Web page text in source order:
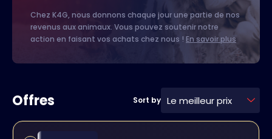
Chez K4G, nous donnons chaque jour une partie de nos
revenus aux animaux. Vous pouvez soutenir notre
action en faisant vos achats chez nous ! En savoir plus
Offres Sort by Le meilleur prix